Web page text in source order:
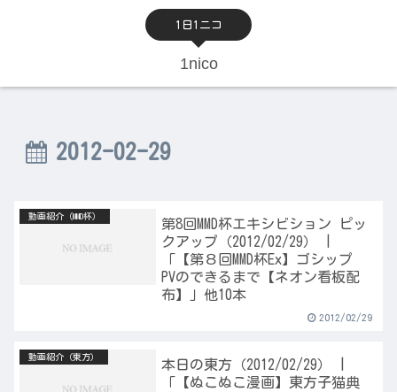
1日1ニコ
1nico
2012-02-29
動画紹介（MMD杯）
第8回MMD杯エキシビション ピッ
クアップ（2012/02/29） |
「【第８回MMD杯Ex】ゴシップ
PVのできるまで【ネオン看板配
布】」他10本
2012/02/29
動画紹介（東方）
本日の東方（2012/02/29） |
「【ぬこぬこ漫画】東方子猫典